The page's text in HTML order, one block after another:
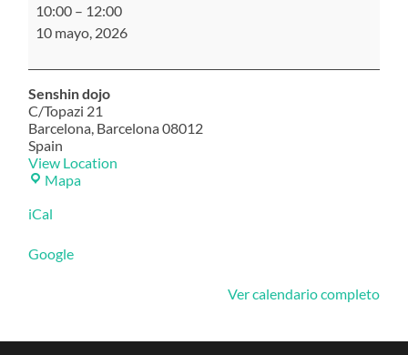
de
Kyusho
10:00 – 12:00
10 mayo, 2026
Senshin dojo
C/Topazi 21
Barcelona Barcelona08012
Spain
View Location
MapaSenshin
iCal
Google
Ver calendario completo